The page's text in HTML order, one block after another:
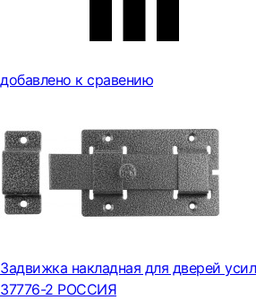
добавлено к сравению
Задвижка накладная для дверей
37776-2 РОССИЯ